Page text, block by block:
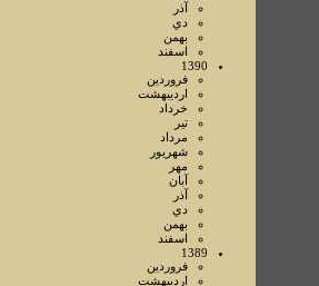
آذر
دي
بهمن
اسفند
1390
فروردين
ارديبهشت
خرداد
تير
مرداد
شهريور
مهر
آبان
آذر
دي
بهمن
اسفند
1389
فروردين
ارديبهشت